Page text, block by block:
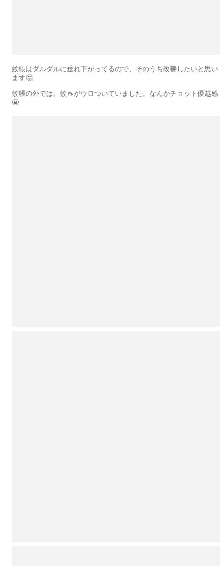
蚊帳はダルダルに垂れ下がってるので、そのうち改善したいと思い
ます🤔
蚊帳の外では、蚊🦟がウロついていました。なんかチョット優越感
😬